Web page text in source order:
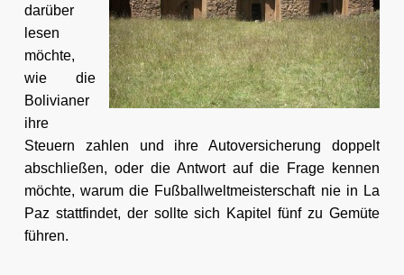
darüber
lesen
möchte,
wie die
Bolivianer
ihre
Steuern zahlen und ihre Autoversicherung doppelt
abschließen, oder die Antwort auf die Frage kennen
möchte, warum die Fußballweltmeisterschaft nie in La
Paz stattfindet, der sollte sich Kapitel fünf zu Gemüte
führen.